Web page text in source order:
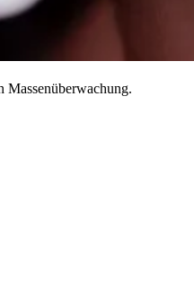
Massenüberwachung.